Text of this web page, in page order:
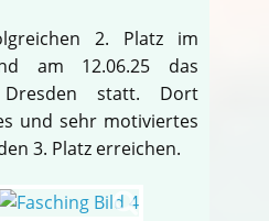
2. Platz im
am 12.06.25 das
statt. Dort
und sehr motiviertes
3. Platz erreichen.